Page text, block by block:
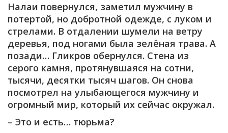
Налаи повернулся, заметил мужчину в
потертой, но добротной одежде, с луком и
стрелами. В отдалении шумели на ветру
деревья, под ногами была зелёная трава. А
позади… Гликров обернулся. Стена из
серого камня, протянувшаяся на сотни,
тысячи, десятки тысяч шагов. Он снова
посмотрел на улыбающегося мужчину и
огромный мир, который их сейчас окружал.
– Это и есть… тюрьма?